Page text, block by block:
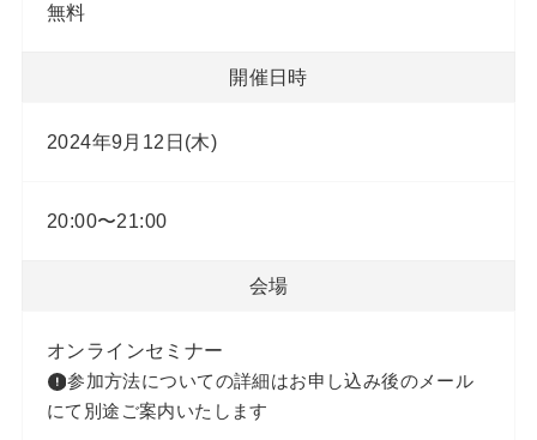
無料
開催日時
2024年9月12日(木)
20:00〜21:00
会場
オンラインセミナー
参加方法についての詳細はお申し込み後のメール
にて別途ご案内いたします